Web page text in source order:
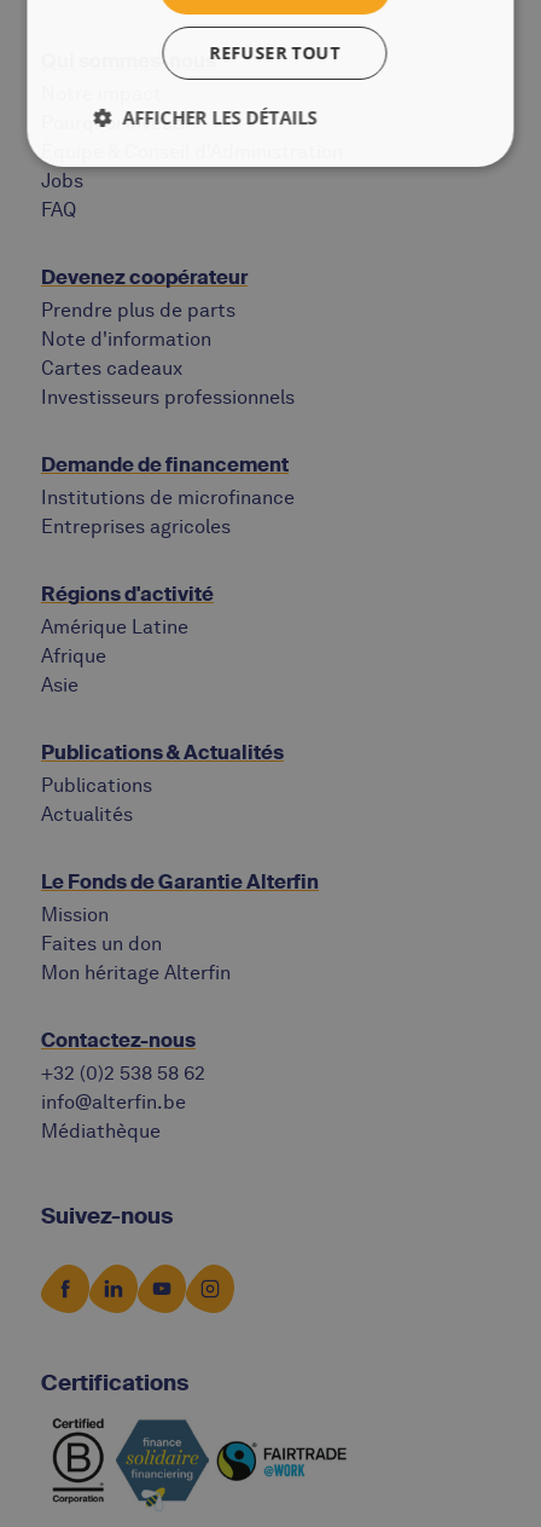
Qui sommes-nous
Pourquoi investir
Jobs
‍FAQ
Devenez coopérateur
Prendre plus de parts
Note d'information
Cartes cadeaux
Investisseurs professionnels
Demande de financement
Institutions de microfinance
Entreprises agricoles
Régions d'activité
Amérique Latine
Afrique
Asie
Publications & Actualités
Publications
Actualités
Le Fonds de Garantie Alterfin
Mission
Faites un don
Mon héritage Alterfin
Contactez-nous
+32 (0)2 538 58 62
info@alterfin.be
Médiathèque
Suivez-nous
Certifications
REFUSER TOUT
AFFICHER LES DÉTAILS